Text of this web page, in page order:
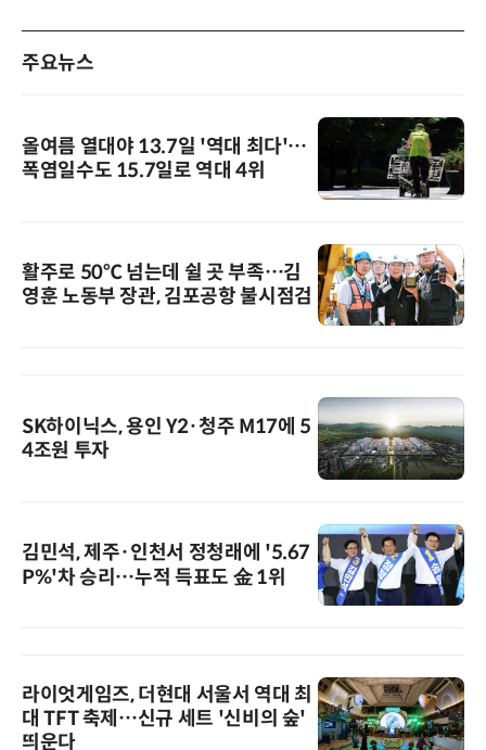
주요뉴스
올여름 열대야 13.7일 '역대 최다'…
폭염일수도 15.7일로 역대 4위
활주로 50℃ 넘는데 쉴 곳 부족…김
영훈 노동부 장관, 김포공항 불시점검
SK하이닉스, 용인 Y2·청주 M17에 5
4조원 투자
김민석, 제주·인천서 정청래에 '5.67
P%'차 승리…누적 득표도 金 1위
라이엇게임즈, 더현대 서울서 역대 최
대 TFT 축제…신규 세트 '신비의 숲'
띄운다